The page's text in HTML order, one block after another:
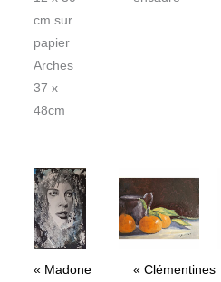
cm sur
papier
Arches
37 x
48cm
« Madone
« Clémentines